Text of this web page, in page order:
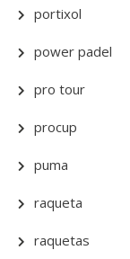
portixol
power padel
pro tour
procup
puma
raqueta
raquetas